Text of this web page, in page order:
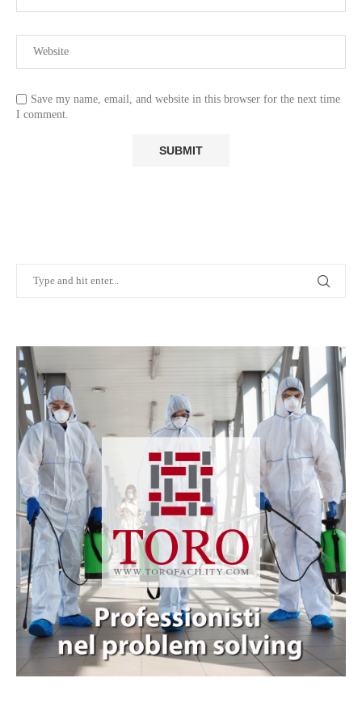
Save my name, email, and website in this browser for the next time
I comment.